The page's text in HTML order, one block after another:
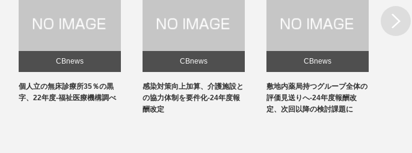
CBnews
感染対策向上加算、介護施設と
の協力体制を要件化-24年度報
CBnews
敷地内薬局持つグループ全体の
評価見送りへ-24年度報酬改
定、次回以降の検討課題に
CBnews
急性期1の在院日数、支払側
「14日以内」主張-診療側「分
化の前につぶれる」、公益裁定
Next